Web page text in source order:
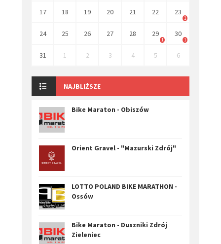
17 18 19 20 21 22 23
1
24 25 26 27 28 29
1
30
1
31 1 2 3 4 5 6
NAJBLIŻSZE
Bike Maraton - Obiszów
Orient Gravel - "Mazurski Zdrój"
LOTTO POLAND BIKE MARATHON -
Ossów
Bike Maraton - Duszniki Zdrój
Zieleniec